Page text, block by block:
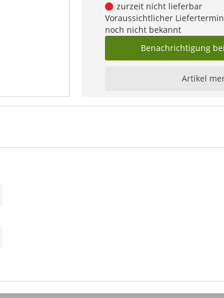
zurzeit nicht lieferbar
Voraussichtlicher
noch nicht bekannt
Benachrichtigung
Artikel